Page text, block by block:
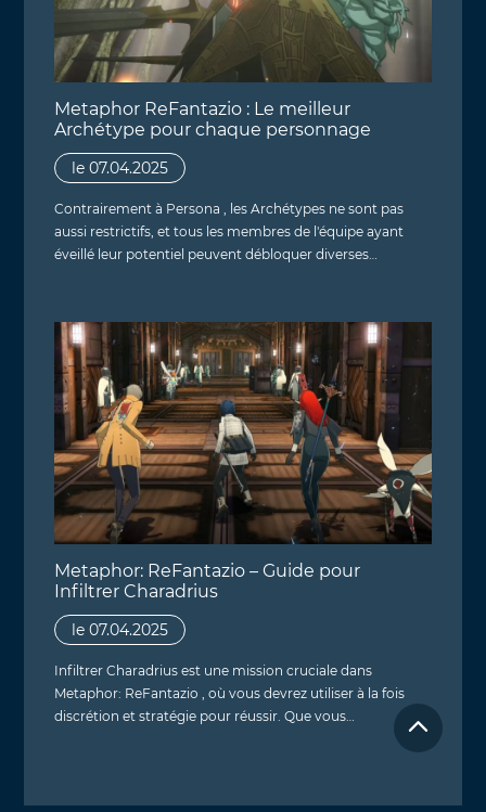
Metaphor ReFantazio : Le meilleur
Archétype pour chaque personnage
le 07.04.2025
Contrairement à Persona , les Archétypes ne sont pas
aussi restrictifs, et tous les membres de l'équipe ayant
éveillé leur potentiel peuvent débloquer diverses…
Metaphor: ReFantazio – Guide pour
Infiltrer Charadrius
le 07.04.2025
Infiltrer Charadrius est une mission cruciale dans
Metaphor: ReFantazio , où vous devrez utiliser à la fois
discrétion et stratégie pour réussir. Que vous…